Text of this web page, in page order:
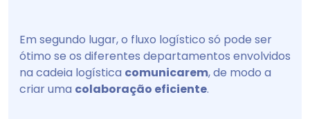
Em segundo lugar, o fluxo logístico só pode ser
ótimo se os diferentes departamentos envolvidos
na cadeia logística comunicarem, de modo a
criar uma colaboração eficiente.